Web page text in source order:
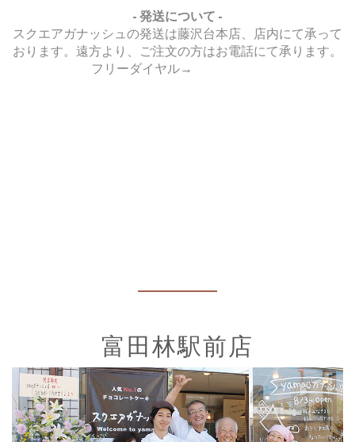
- 発送について -
スクエアガナッシュの発送は藤沢台本店、店内にて承って
おります。遠方より、ご注文の方はお電話にて承ります。
フリーダイヤル→
富田林駅前店